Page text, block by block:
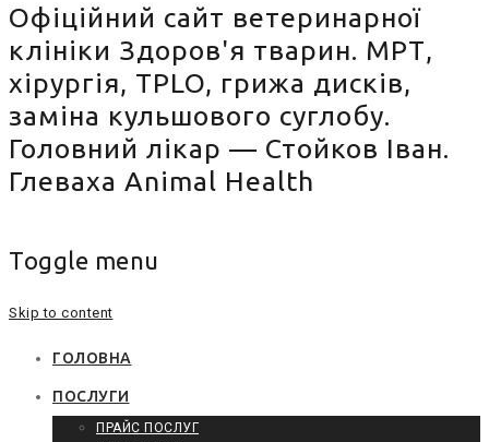
Офіційний сайт ветеринарної
клініки Здоров'я тварин. МРТ,
хірургія, TPLO, грижа дисків,
заміна кульшового суглобу.
Головний лікар — Стойков Іван.
Глеваха Animal Health
Toggle menu
Skip to content
ГОЛОВНА
ПОСЛУГИ
ПРАЙС ПОСЛУГ